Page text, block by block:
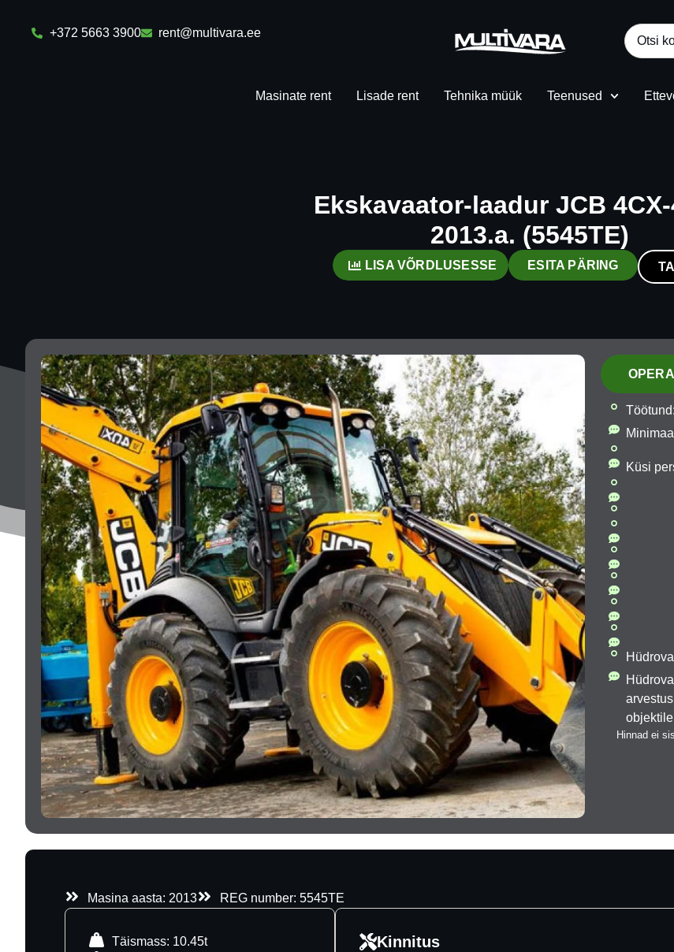
+372 5663 3900 rent@multivara.ee
Masinate rent Lisade rent Tehnika müük Teenused
Ekskavaator-laadur JCB 4CX-
2013.a. (5545TE)
LISA VÕRDLUSESSE ESITA PÄRING
Küsi
Hinnad ei
Masina aasta: 2013 REG number: 5545TE
Täismass: 10.45t
Kinnitus